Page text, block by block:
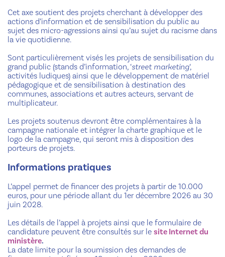
Cet axe soutient des projets cherchant à développer des
actions d’information et de sensibilisation du public au
sujet des micro-agressions ainsi qu’au sujet du racisme dans
la vie quotidienne.
Sont particulièrement visés les projets de sensibilisation du
grand public (stands d’information, ‘street marketing‘,
activités ludiques) ainsi que le développement de matériel
pédagogique et de sensibilisation à destination des
communes, associations et autres acteurs, servant de
multiplicateur.
Les projets soutenus devront être complémentaires à la
campagne nationale et intégrer la charte graphique et le
logo de la campagne, qui seront mis à disposition des
porteurs de projets.
Informations pratiques
L’appel permet de financer des projets à partir de 10.000
euros, pour une période allant du 1er décembre 2026 au 30
juin 2028.
Les détails de l’appel à projets ainsi que le formulaire de
candidature peuvent être consultés sur le site Internet du
ministère.
La date limite pour la soumission des demandes de